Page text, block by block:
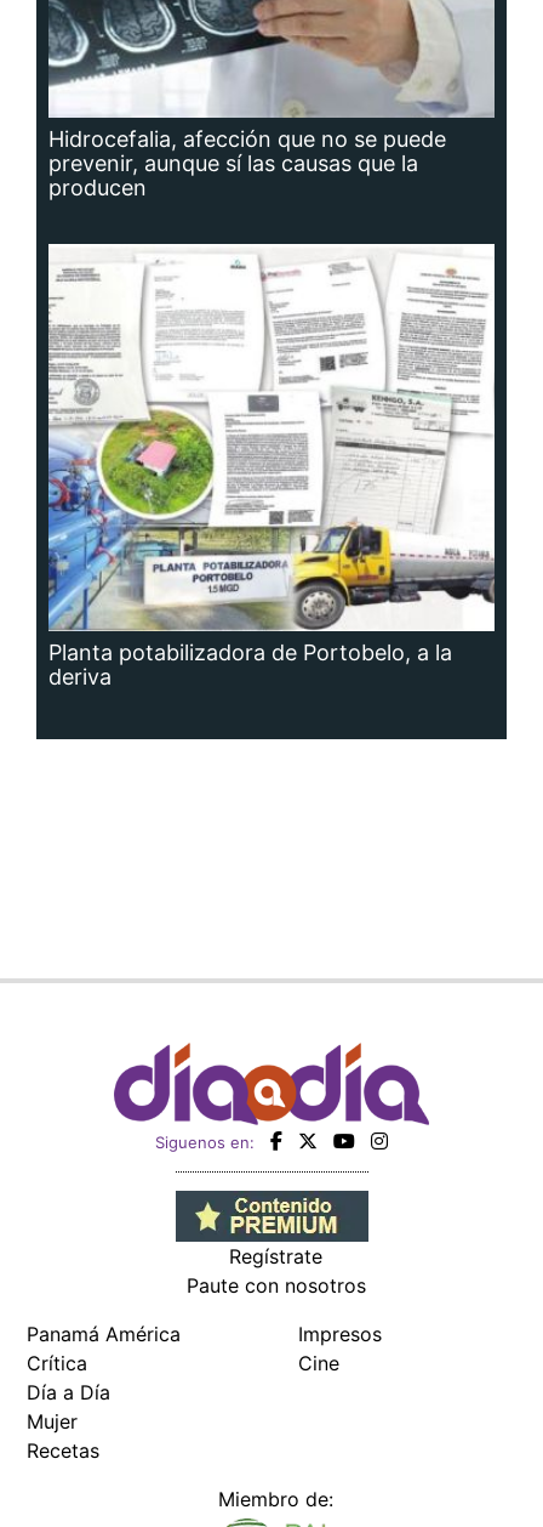
Hidrocefalia, afección que no se puede
prevenir, aunque sí las causas que la
producen
Planta potabilizadora de Portobelo, a la
deriva
Siguenos en:
Regístrate
Paute con nosotros
Panamá América
Crítica
Día a Día
Mujer
Recetas
Impresos
Cine
Miembro de: